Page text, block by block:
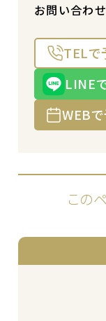
お問い合わせ
TELで
LINE
WEB
この